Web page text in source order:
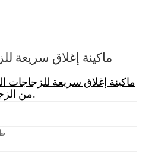
ماكينة إغلاق سريعة
ماكينة إغلاق سريعة للزجاجات
من الزجاجات والعلب والجرار.